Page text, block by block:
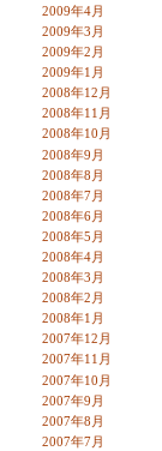
2009年4月
2009年3月
2009年2月
2009年1月
2008年12月
2008年11月
2008年10月
2008年9月
2008年8月
2008年7月
2008年6月
2008年5月
2008年4月
2008年3月
2008年2月
2008年1月
2007年12月
2007年11月
2007年10月
2007年9月
2007年8月
2007年7月